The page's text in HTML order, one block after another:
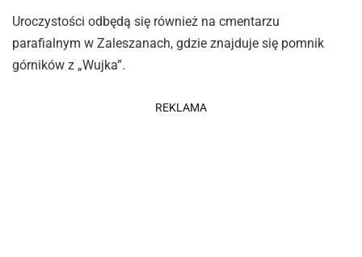
Uroczystości odbędą się również na cmentarzu
parafialnym w Zaleszanach, gdzie znajduje się pomnik
górników z „Wujka”.
REKLAMA